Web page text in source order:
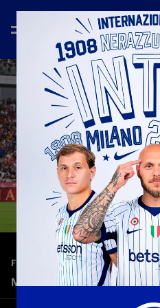
FULL MATCHES—9 ago 2025
MONACO 1-2 INTER | MATCH
Nonostante l’inferiorità